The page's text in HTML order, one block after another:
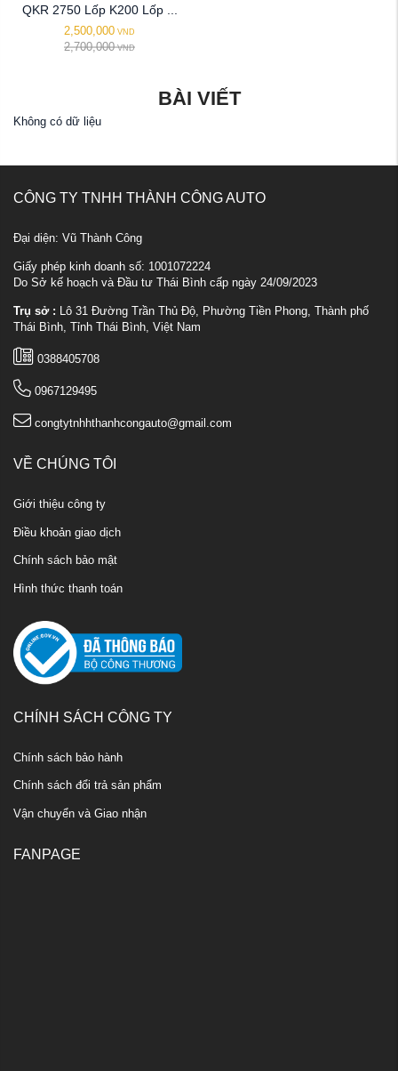
QKR 2750 Lốp K200 Lốp ...
2,500,000 VND
2,700,000 VND
BÀI VIẾT
Không có dữ liệu
CÔNG TY TNHH THÀNH CÔNG AUTO
Đại diện: Vũ Thành Công
Giấy phép kinh doanh số: 1001072224
Do Sở kế hoạch và Đầu tư Thái Bình cấp ngày 24/09/2023
Trụ sở : Lô 31 Đường Trần Thủ Độ, Phường Tiền Phong, Thành phố
Thái Bình, Tỉnh Thái Bình, Việt Nam
0388405708
0967129495
congtytnhhthanhcongauto@gmail.com
VỀ CHÚNG TÔI
Giới thiệu công ty
Điều khoản giao dịch
Chính sách bảo mật
Hình thức thanh toán
CHÍNH SÁCH CÔNG TY
Chính sách bảo hành
Chính sách đổi trả sản phẩm
Vận chuyển và Giao nhận
FANPAGE